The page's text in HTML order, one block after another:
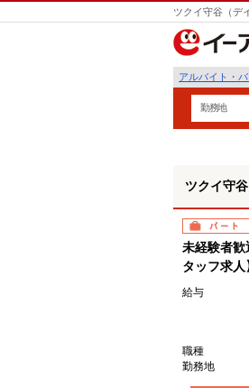
ツクイ守谷（デ
アルバイト・
勤務地
ツクイ守
パート
未経験者歓
タッフ求人
給与
職種
勤務地